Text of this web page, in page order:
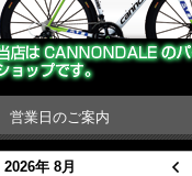
営業日のご案内
2026年 8月